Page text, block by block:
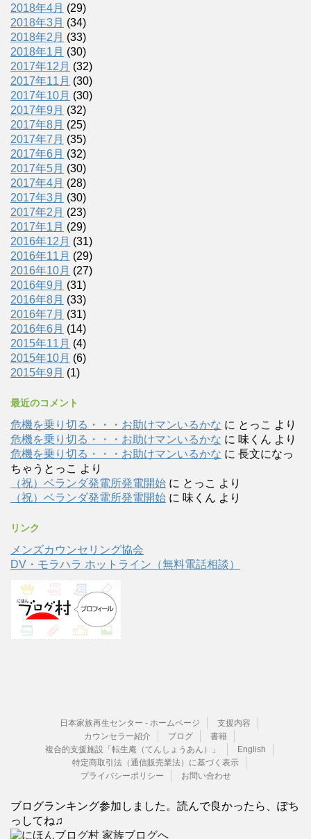
2018年4月 (29)
2018年3月 (34)
2018年2月 (33)
2018年1月 (30)
2017年12月 (32)
2017年11月 (30)
2017年10月 (30)
2017年9月 (32)
2017年8月 (25)
2017年7月 (35)
2017年6月 (32)
2017年5月 (30)
2017年4月 (28)
2017年3月 (30)
2017年2月 (23)
2017年1月 (29)
2016年12月 (31)
2016年11月 (29)
2016年10月 (27)
2016年9月 (31)
2016年8月 (33)
2016年7月 (31)
2016年6月 (14)
2015年11月 (4)
2015年10月 (6)
2015年9月 (1)
最近のコメント
危機を乗り切る・・・お助けマンいるかな に とっこ より
危機を乗り切る・・・お助けマンいるかな に 味くん より
危機を乗り切る・・・お助けマンいるかな に 長文になっ
ちゃうとっこ より
（祝）ベランダ発電所発電開始 に とっこ より
（祝）ベランダ発電所発電開始 に 味くん より
リンク
メンズカウンセリング協会
DV・モラハラ ホットライン（無料電話相談）
日本家族再生センター - ホームページ
支援内容
カウンセラー紹介
ブログ
書籍
複合的支援施設「転生庵（てんしょうあん）」
English
特定商取引法（通信販売業法）に基づく表示
プライバシーポリシー
お問い合わせ
ブログランキング参加しました。読んで良かったら、ぽち
っしてね♫